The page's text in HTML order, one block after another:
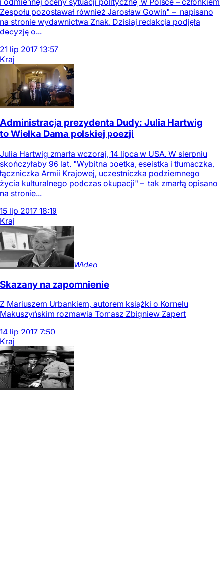
Zespołu pozostawał również Jarosław Gowin" – napisano
na stronie wydawnictwa Znak. Dzisiaj redakcja podjęła
decyzję o...
21 lip 2017 13:57
Kraj
Administracja prezydenta Dudy: Julia Hartwig
to Wielka Dama polskiej poezji
Julia Hartwig zmarła wczoraj, 14 lipca w USA. W sierpniu
skończyłaby 96 lat. "Wybitna poetka, eseistka i tłumaczka,
łączniczka Armii Krajowej, uczestniczka podziemnego
życia kulturalnego podczas okupacji" – tak zmarłą opisano
na stronie...
15 lip 2017 18:19
Kraj
Wideo
Skazany na zapomnienie
Z Mariuszem Urbankiem, autorem książki o Kornelu
Makuszyńskim rozmawia Tomasz Zbigniew Zapert
14 lip 2017 7:50
Kraj